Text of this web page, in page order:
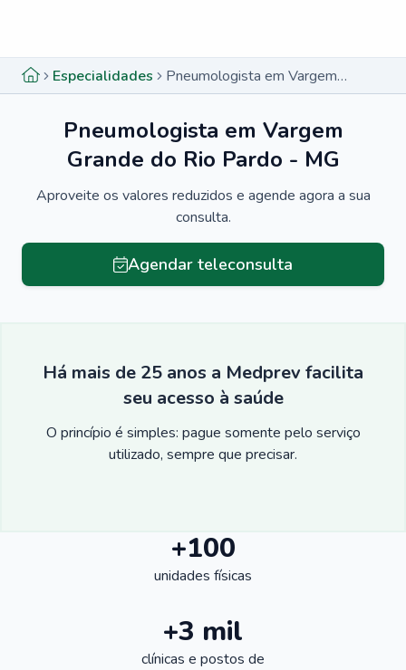
Especialidades Pneumologista em Vargem Grande do Rio Pardo - MG
Pneumologista em Vargem
Grande do Rio Pardo - MG
Aproveite os valores reduzidos e agende agora a sua
consulta.
Agendar teleconsulta
Há mais de 25 anos a Medprev facilita
seu acesso à saúde
O princípio é simples: pague somente pelo serviço
utilizado, sempre que precisar.
+100
unidades físicas
+3 mil
clínicas e postos de